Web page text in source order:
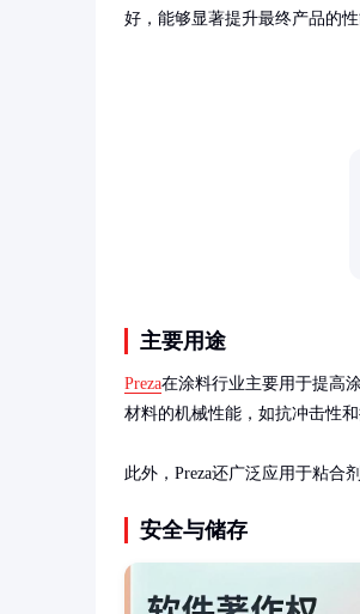
好，能够显著提升最终产品的性
主要用途
Preza在涂料行业主要用于提高
材料的机械性能，如抗冲击性和
此外，Preza还广泛应用于粘合
安全与储存